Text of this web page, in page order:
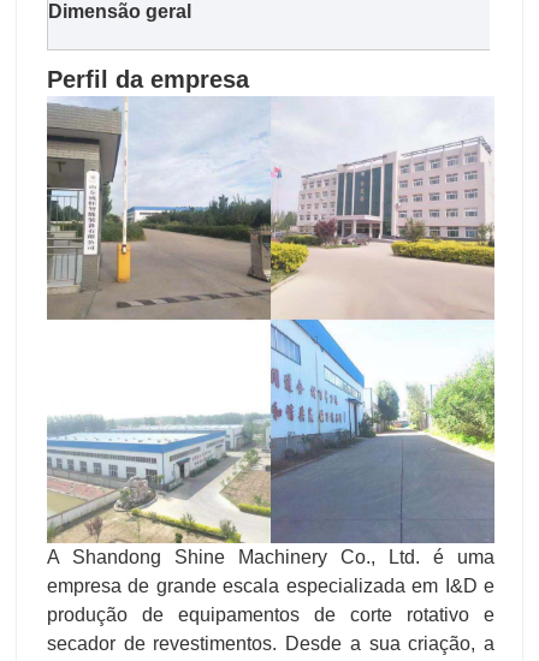
Dimensão geral
Perfil da empresa
A Shandong Shine Machinery Co., Ltd. é uma
empresa de grande escala especializada em I&D e
produção de equipamentos de corte rotativo e
secador de revestimentos. Desde a sua criação, a